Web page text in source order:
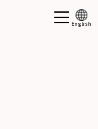
English